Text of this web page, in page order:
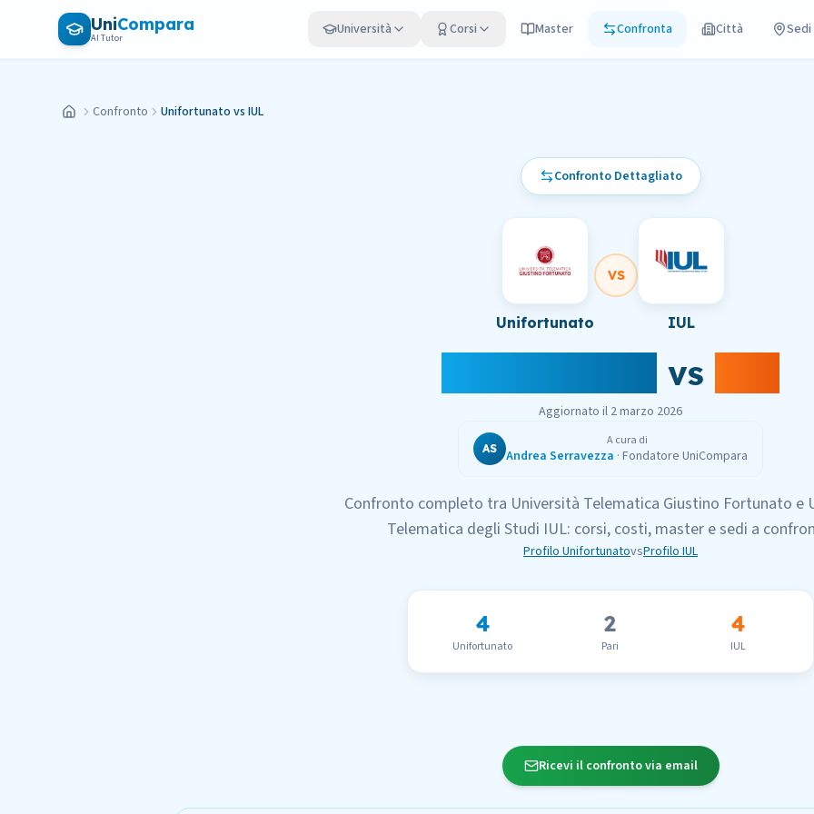
Vai al contenuto principale
UniCompara
AI Tutor Università Corsi Master Confronta Città Sedi
Home Confronto Unifortunato vs IUL
Confronto Dettagliato
Unifortunato
VS
IUL
vs
Aggiornato il 2 marzo 2026
AS
A cura di
Andrea Serravezza · Fondatore UniCompara
Confronto completo tra Università Telematica Giustino Fortunato e
Telematica degli Studi IUL: corsi, costi, master e sedi a
ProfiloUnifortunatovsProfiloIUL
4
Unifortunato
2
Pari
4
IUL
Ricevi il confronto via email